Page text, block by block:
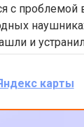
с проблемой
и
Цены
на
карты